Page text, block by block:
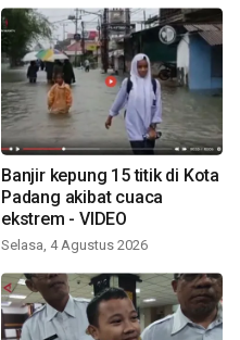
Banjir kepung 15 titik di Kota
Padang akibat cuaca
ekstrem - VIDEO
Selasa, 4 Agustus 2026